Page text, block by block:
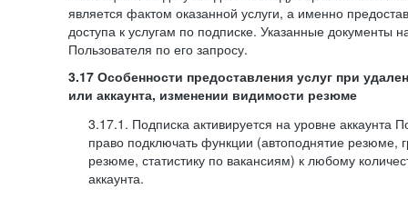
является фактом оказанной услуги, а именно
доступа к услугам по подписке. Указанные документы
Пользователя по его запросу.
3.17 Особенности предоставления услуг при
или аккаунта, изменении видимости резюме
3.17.1. Подписка активируется на уровне аккаунта
право подключать функции (автоподнятие резюме,
резюме, статистику по вакансиям) к любому
аккаунта.